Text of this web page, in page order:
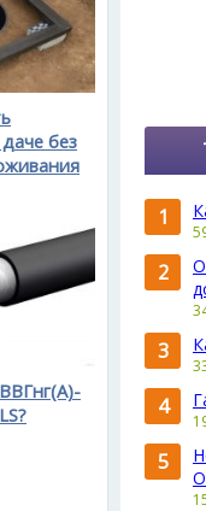
без
1
2
3
4
5